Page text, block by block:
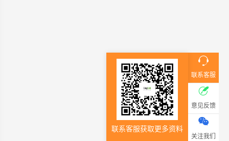
联系客服
联系客服获取更多资料
意见反馈
关注我们